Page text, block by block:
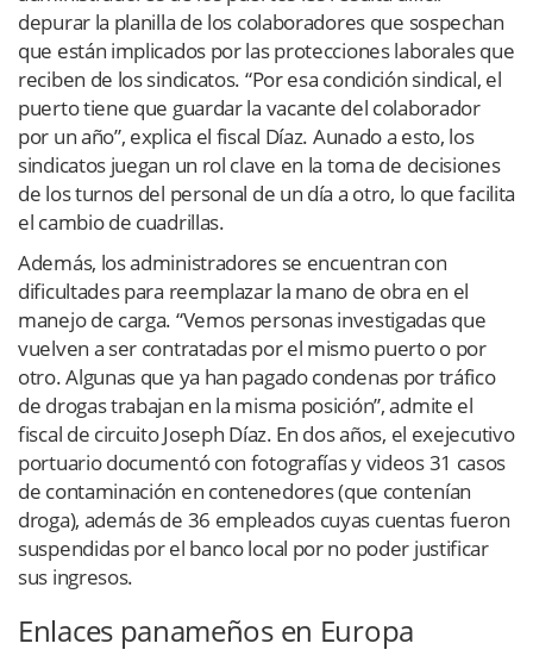
depurar la planilla de los colaboradores que sospechan
que están implicados por las protecciones laborales que
reciben de los sindicatos. “Por esa condición sindical, el
puerto tiene que guardar la vacante del colaborador
por un año”, explica el fiscal Díaz. Aunado a esto, los
sindicatos juegan un rol clave en la toma de decisiones
de los turnos del personal de un día a otro, lo que facilita
el cambio de cuadrillas.
Además, los administradores se encuentran con
dificultades para reemplazar la mano de obra en el
manejo de carga. “Vemos personas investigadas que
vuelven a ser contratadas por el mismo puerto o por
otro. Algunas que ya han pagado condenas por tráfico
de drogas trabajan en la misma posición”, admite el
fiscal de circuito Joseph Díaz. En dos años, el exejecutivo
portuario documentó con fotografías y videos 31 casos
de contaminación en contenedores (que contenían
droga), además de 36 empleados cuyas cuentas fueron
suspendidas por el banco local por no poder justificar
sus ingresos.
Enlaces panameños en Europa